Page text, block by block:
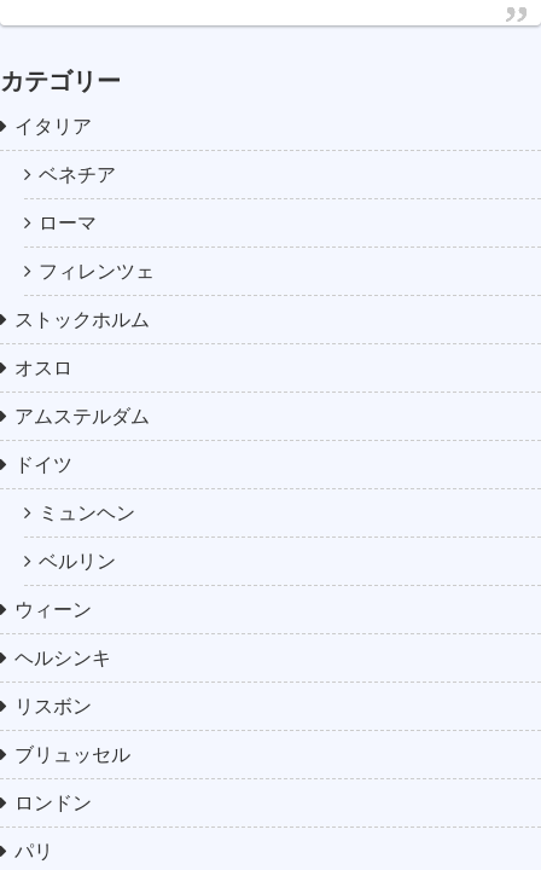
カテゴリー
イタリア
ベネチア
ローマ
フィレンツェ
ストックホルム
オスロ
アムステルダム
ドイツ
ミュンヘン
ベルリン
ウィーン
ヘルシンキ
リスボン
ブリュッセル
ロンドン
パリ